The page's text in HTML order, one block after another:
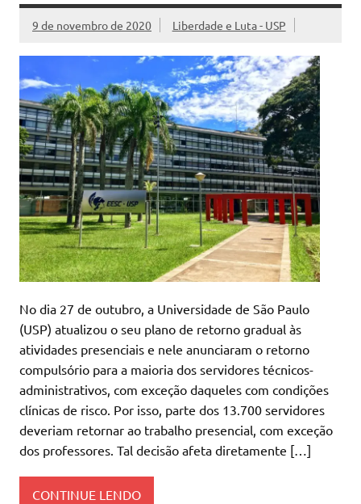
9 de novembro de 2020 Liberdade e Luta - USP
No dia 27 de outubro, a Universidade de São Paulo
(USP) atualizou o seu plano de retorno gradual às
atividades presenciais e nele anunciaram o retorno
compulsório para a maioria dos servidores técnicos-
administrativos, com exceção daqueles com condições
clínicas de risco. Por isso, parte dos 13.700 servidores
deveriam retornar ao trabalho presencial, com exceção
dos professores. Tal decisão afeta diretamente […]
CONTINUE LENDO